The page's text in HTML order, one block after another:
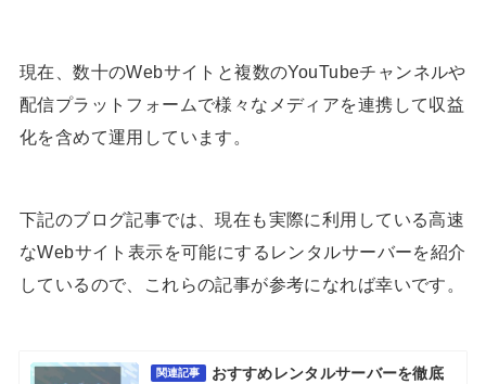
現在、数十のWebサイトと複数のYouTubeチャンネルや
配信プラットフォームで様々なメディアを連携して収益
化を含めて運用しています。
下記のブログ記事では、現在も実際に利用している高速
なWebサイト表示を可能にするレンタルサーバーを紹介
しているので、これらの記事が参考になれば幸いです。
関連記事
おすすめレンタルサーバーを徹底